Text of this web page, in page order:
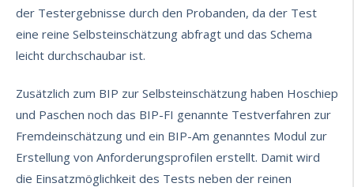
der Testergebnisse durch den Probanden, da der Test
eine reine Selbsteinschätzung abfragt und das Schema
leicht durchschaubar ist.
Zusätzlich zum BIP zur Selbsteinschätzung haben Hoschiep
und Paschen noch das BIP-FI genannte Testverfahren zur
Fremdeinschätzung und ein BIP-Am genanntes Modul zur
Erstellung von Anforderungsprofilen erstellt. Damit wird
die Einsatzmöglichkeit des Tests neben der reinen